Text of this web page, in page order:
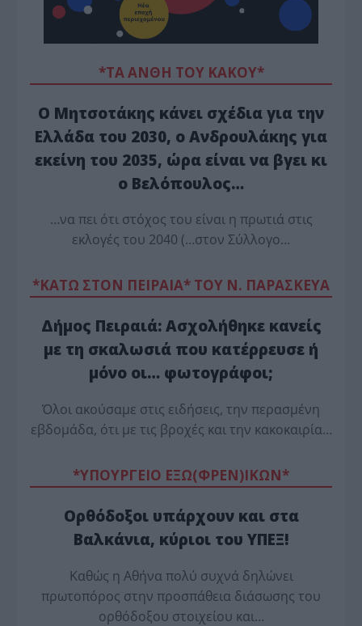
*ΤΑ ΆΝΘΗ ΤΟΥ ΚΑΚΟΎ*
Ο Μητσοτάκης κάνει σχέδια για την
Ελλάδα του 2030, ο Ανδρουλάκης για
εκείνη του 2035, ώρα είναι να βγει κι
ο Βελόπουλος…
…να πει ότι στόχος του είναι η πρωτιά στις
εκλογές του 2040 (…στον Σύλλογο…
*ΚΑΤΩ ΣΤΟΝ ΠΕΙΡΑΙΑ* ΤΟΥ Ν. ΠΑΡΑΣΚΕΥΑ
Δήμος Πειραιά: Ασχολήθηκε κανείς
με τη σκαλωσιά που κατέρρευσε ή
μόνο οι… φωτογράφοι;
Όλοι ακούσαμε στις ειδήσεις, την περασμένη
εβδομάδα, ότι με τις βροχές και την κακοκαιρία…
*ΥΠΟΥΡΓΕΙΟ ΕΞΩ(ΦΡΕΝ)ΙΚΩΝ*
Ορθόδοξοι υπάρχουν και στα
Βαλκάνια, κύριοι του ΥΠΕΞ!
Καθώς η Αθήνα πολύ συχνά δηλώνει
πρωτοπόρος στην προσπάθεια διάσωσης του
ορθόδοξου στοιχείου και…